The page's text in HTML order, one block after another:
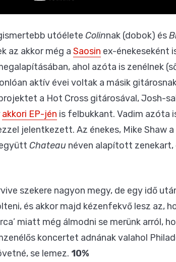
utóélete Colinnak (dobok) és
az akkor még a Saosin ex-énekeseként
ahol azóta is zenélnek
aktív évei voltak a másik
a Hot Cross gitárosával, Josh-
akkori EP-jén is felbukkant. Vadim azóta
jelentkezett. Az énekes, Mike Shaw
Chateau néven alapított zenekart,
szekere nagyon megy, de egy idő
és akkor majd kézenfekvő lesz az,
miatt még álmodni se merünk arról,
koncertet adnának valahol
se lemez. 10%